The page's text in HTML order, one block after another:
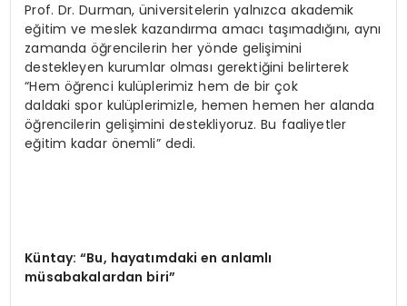
Prof. Dr. Durman, üniversitelerin yalnızca akademik
eğitim ve meslek kazandırma amacı taşımadığını, aynı
zamanda öğrencilerin her yönde gelişimini
destekleyen kurumlar olması gerektiğini belirterek
“Hem öğrenci kulüplerimiz hem de bir çok
daldaki spor kulüplerimizle, hemen hemen her alanda
öğrencilerin gelişimini destekliyoruz. Bu faaliyetler
eğitim kadar önemli” dedi.
Küntay:“Bu, hayatımdaki en anlamlı
müsabakalardan biri”